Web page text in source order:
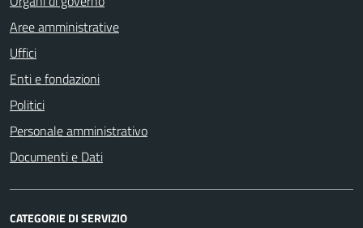
Aree amministrative
Uffici
Enti e fondazioni
Politici
Personale amministrativo
Documenti e Dati
CATEGORIE DI SERVIZIO